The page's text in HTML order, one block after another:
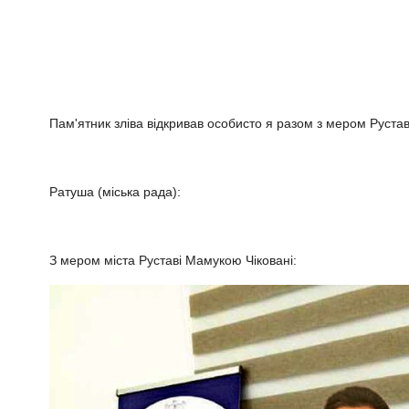
Пам'ятник зліва відкривав особисто я разом з мером
Ратуша (міська рада):
З мером міста Руставі Мамукою Чіковані: